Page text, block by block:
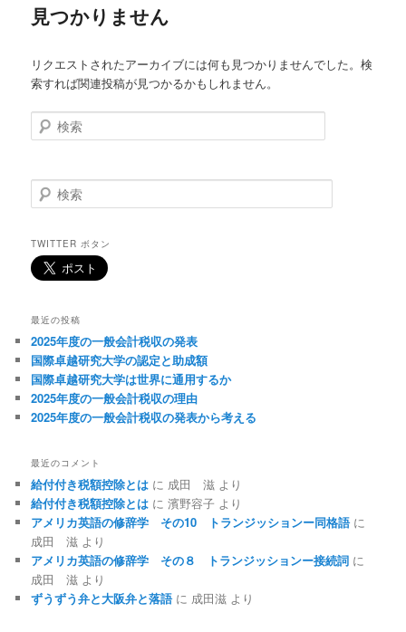
見つかりません
リクエストされたアーカイブには何も見つかりませんでした。検
索すれば関連投稿が見つかるかもしれません。
検
索
検
索
TWITTER ボタン
最近の投稿
2025年度の一般会計税収の発表
国際卓越研究大学の認定と助成額
国際卓越研究大学は世界に通用するか
2025年度の一般会計税収の理由
2025年度の一般会計税収の発表から考える
最近のコメント
給付付き税額控除とは に 成田 滋 より
給付付き税額控除とは に濱野容子 より
アメリカ英語の修辞学 その10 トランジッションー同格語に
成田 滋 より
アメリカ英語の修辞学 その８ トランジッションー接続詞 に
成田 滋 より
ずうずう弁と大阪弁と落語に 成田滋 より